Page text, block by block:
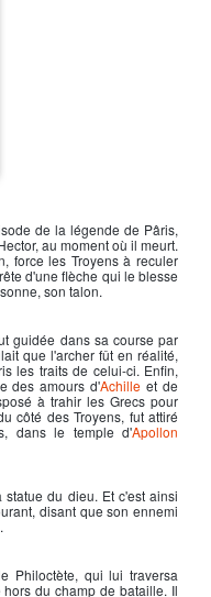
de la légende de Pâris,
au moment où il meurt.
force les Troyens à reculer
d'une flèche qui le blesse
son talon.
guidée dans sa course par
que l'archer fût en réalité,
les traits de celui-ci. Enfin,
des amours d'Achille et de
à trahir les Grecs pour
côté des Troyens, fut attiré
dans le temple d'Apollon
du dieu. Et c'est ainsi
disant que son ennemi
.
Philoctète, qui lui traversa
du champ de bataille. Il